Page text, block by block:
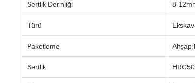
Sertlik Derinliği 8-
Türü
Paketleme Ahşap
Sertlik